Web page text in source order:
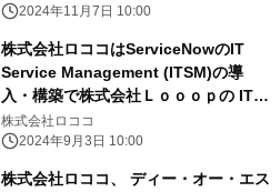
2024年11月7日 10:00
株式会社ロココはServiceNowのIT
Service Management (ITSM)の導
入・構築で株式会社Ｌｏｏｏｐの ITガ
バナンスの刷新に貢献
株式会社ロココ
2024年9月3日 10:00
株式会社ロココ、 ディー・オー・エス